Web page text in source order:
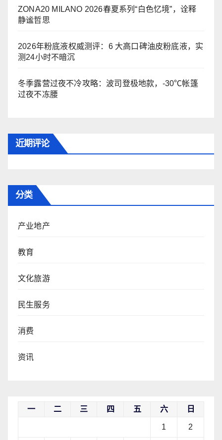
ZONA20 MILANO 2026春夏系列“白色忆境”，诠释
静谧哲思
2026年粉底液权威测评：6 大高口碑油皮粉底液，实
测24小时不暗沉
冬季露营过夜不冷攻略：波司登极地款，-30℃帐篷
过夜不冻腰
近期评论
分类
产业地产
教育
文化旅游
民生服务
消费
资讯
一 二 三 四 五 六 日
1 2